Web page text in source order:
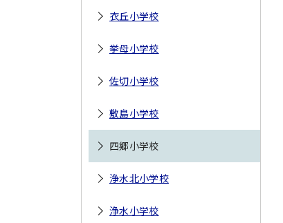
衣丘小学校
挙母小学校
佐切小学校
敷島小学校
四郷小学校
浄水北小学校
浄水小学校